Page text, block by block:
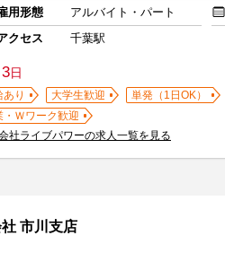
用形態
アルバイト・パート
クセス
千葉駅
3日
あり 大学生歓迎 単発（1日OK）
・Ｗワーク歓迎
社ライブパワーの求人一覧を見る
市川支店